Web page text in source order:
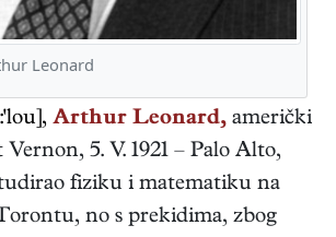
Leonard
Arthur Leonard, američki
Vernon, 5. V. 1921 – Palo Alto,
fiziku i matematiku na
no s prekidima, zbog